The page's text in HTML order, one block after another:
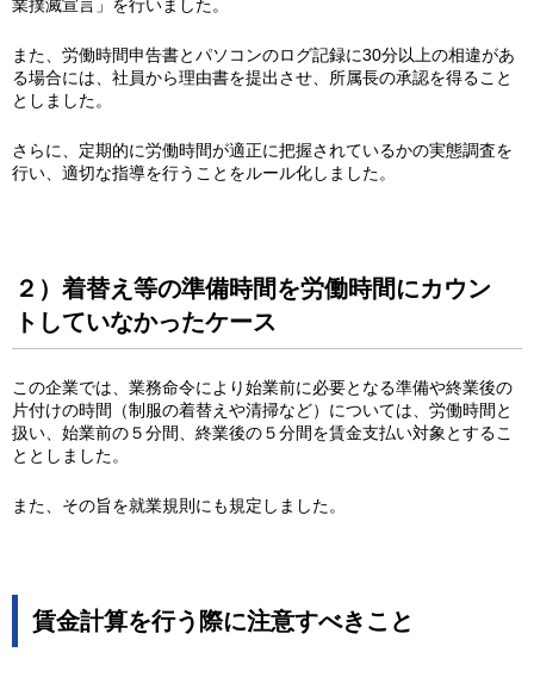
業撲滅宣言」を行いました。
また、労働時間申告書とパソコンのログ記録に30分以上の相違があ
る場合には、社員から理由書を提出させ、所属長の承認を得ること
としました。
さらに、定期的に労働時間が適正に把握されているかの実態調査を
行い、適切な指導を行うことをルール化しました。
２）着替え等の準備時間を労働時間にカウン
トしていなかったケース
この企業では、業務命令により始業前に必要となる準備や終業後の
片付けの時間（制服の着替えや清掃など）については、労働時間と
扱い、始業前の５分間、終業後の５分間を賃金支払い対象とするこ
ととしました。
また、その旨を就業規則にも規定しました。
賃金計算を行う際に注意すべきこと